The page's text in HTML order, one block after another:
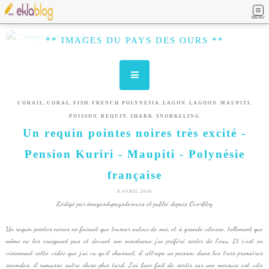
MENU
** IMAGES DU PAYS DES OURS **
CORAIL , CORAL , FISH , FRENCH POLYNESIA , LAGON , LAGOON , MAUPITI ,
POISSON , REQUIN , SHARK , SNORKELING
Un requin pointes noires très excité -
Pension Kuriri - Maupiti - Polynésie
française
8 AVRIL 2016
Rédigé par imagesdupaysdesours et publié depuis Overblog
Un requin pointes noires ne faisait que tourner autour de moi, et à grande vitesse, tellement que
même ne les craignant pas et devant son insistance, j'ai préféré sortir de l'eau. Et c'est en
visionnant cette vidéo que j'ai vu qu'il chassait, il attrape un poisson dans les trois premières
secondes, il ramasse autre chose plus tard. J'ai bien fait de sortir car une morsure est vite